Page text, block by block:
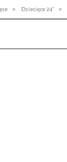
» Dziecięce 24" »